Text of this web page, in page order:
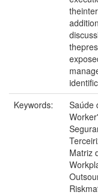
Keywords:
Saúde
Matriz